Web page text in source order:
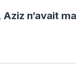
n’avait